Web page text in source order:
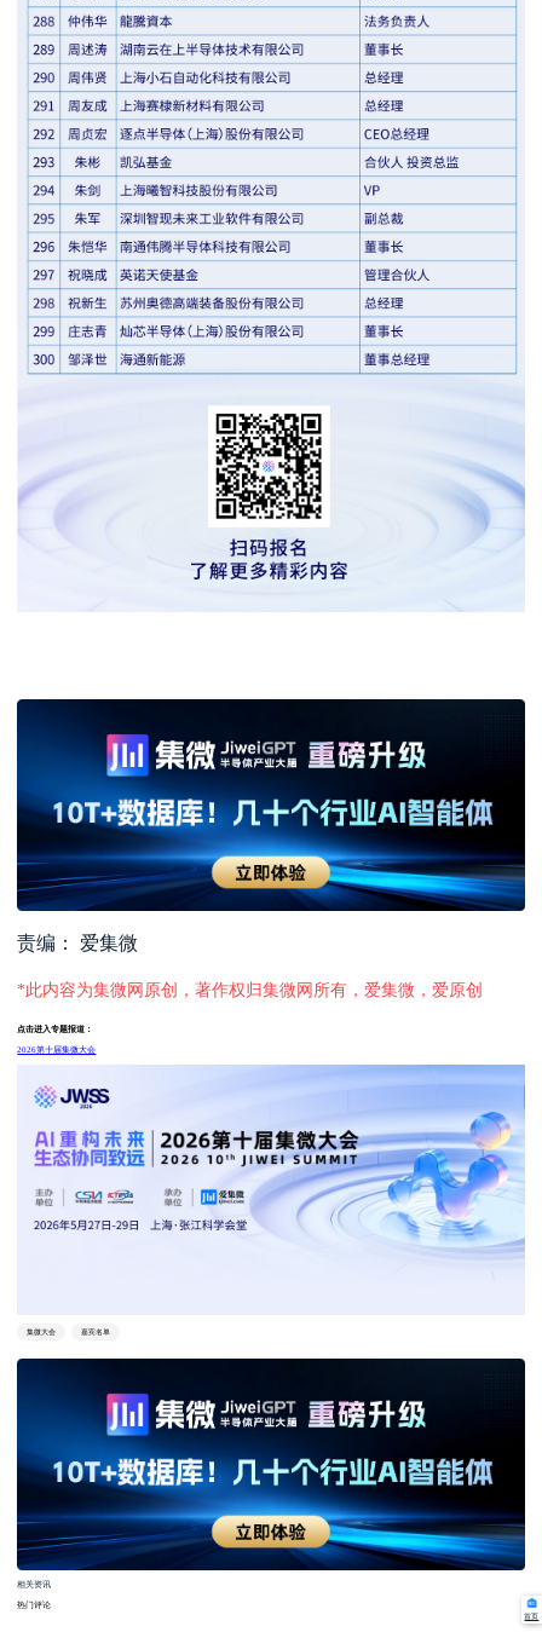
责编： 爱集微
*此内容为集微网原创，著作权归集微网所有，爱集微，爱原创
点击进入专题报道：
2026第十届集微大会
集微大会 嘉宾名单
相关资讯
热门评论
首页